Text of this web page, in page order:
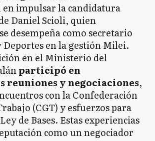
impulsar la candidatura
Daniel Scioli, quien
desempeña como secretario
en la gestión Milei.
en el Ministerio del
participó en
reuniones y negociaciones,
con la Confederación
(CGT) y esfuerzos para
de Bases. Estas experiencias
como un negociador